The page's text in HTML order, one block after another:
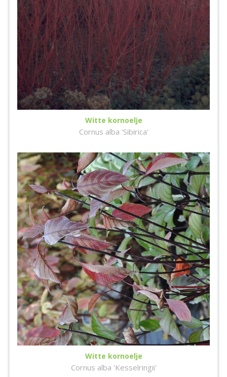
Witte kornoelje
Cornus alba 'Sibirica'
Witte kornoelje
Cornus alba 'Kesselringii'